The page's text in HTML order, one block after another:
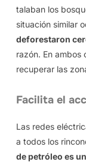
talaban los
situación similar
deforestaron
razón. En ambos
recuperar las
Facilita el
Las redes
a todos los
de petróleo es